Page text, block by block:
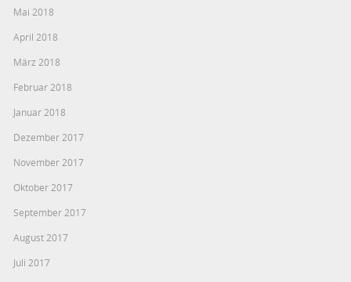
Mai 2018
April 2018
März 2018
Februar 2018
Januar 2018
Dezember 2017
November 2017
Oktober 2017
September 2017
August 2017
Juli 2017